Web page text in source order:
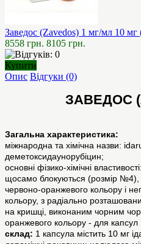
Заведос (Zavedos) 1 мг/мл 10
8558 грн. 8105 грн.
Купити
Опис Відгуки (0)
ЗАВЕДОС
Загальна характеристика:
міжнародна та хімічна назви:
деметоксидаунорубіцин;
основні фізико-хімічні
щосамо блокуються (розмір
червоно-оранжевого кольору і
кольору, з радіально
на кришці, виконаним чорним
оранжевого кольору - для капсул
склад: 1 капсула містить 10 мг